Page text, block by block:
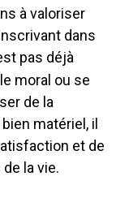
à valoriser
dans
pas déjà
moral ou se
de la
matériel, il
et de
la vie.